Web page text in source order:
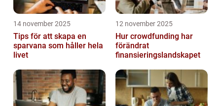
14 november 2025
Tips för att skapa en
sparvana som håller hela
livet
12 november 2025
Hur crowdfunding har
förändrat
finansieringslandskapet